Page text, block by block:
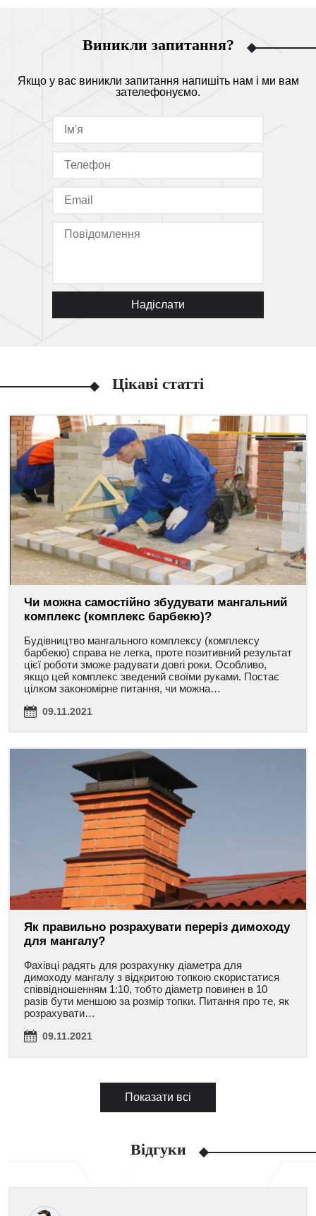
Виникли запитання?
Якщо у вас виникли запитання напишіть нам і ми вам
зателефонуємо.
Надіслати
Цікаві статті
Чи можна самостійно збудувати мангальний
комплекс (комплекс барбекю)?
Будівництво мангального комплексу (комплексу
барбекю) справа не легка, проте позитивний результат
цієї роботи зможе радувати довгі роки. Особливо,
якщо цей комплекс зведений своїми руками. Постає
цілком закономірне питання, чи можна…
09.11.2021
Як правильно розрахувати переріз димоходу
для мангалу?
Фахівці радять для розрахунку діаметра для
димоходу мангалу з відкритою топкою скористатися
співвідношенням 1:10, тобто діаметр повинен в 10
разів бути меншою за розмір топки. Питання про те, як
розрахувати…
09.11.2021
Показати всі
Відгуки